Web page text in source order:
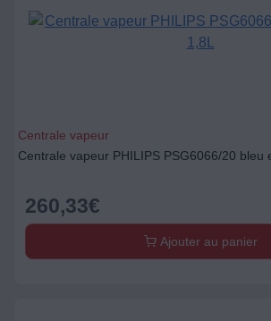
Centrale vapeur
Centrale vapeur PHILIPS PSG6066/20 bleu
260,33€
Ajouter au panier